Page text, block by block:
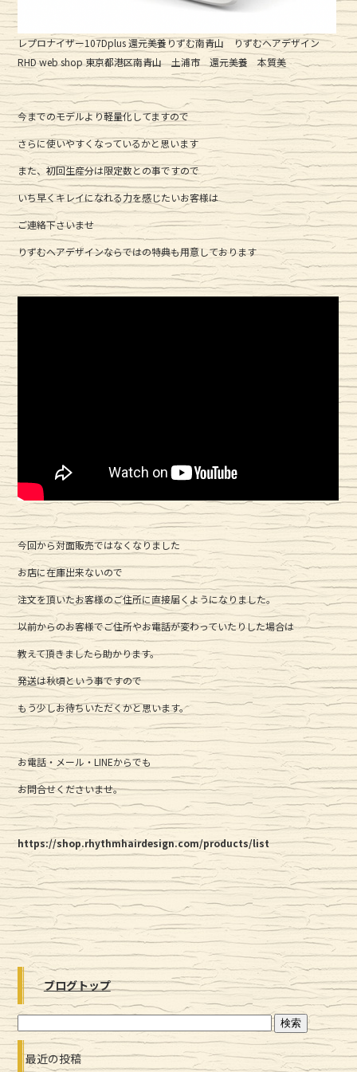
レプロナイザー107Dplus 還元美養りずむ南青山 りずむヘアデザイン
RHD web shop 東京都港区南青山 土浦市 還元美養 本質美
今までのモデルより軽量化してますので
さらに使いやすくなっているかと思います
また、初回生産分は限定数との事ですので
いち早くキレイになれる力を感じたいお客様は
ご連絡下さいませ
りずむヘアデザインならではの特典も用意しております
今回から対面販売ではなくなりました
お店に在庫出来ないので
注文を頂いたお客様のご住所に直接届くようになりました。
以前からのお客様でご住所やお電話が変わっていたりした場合は
教えて頂きましたら助かります。
発送は秋頃という事ですので
もう少しお待ちいただくかと思います。
お電話・メール・LINEからでも
お問合せくださいませ。
https://shop.rhythmhairdesign.com/products/list
ブログトップ
最近の投稿